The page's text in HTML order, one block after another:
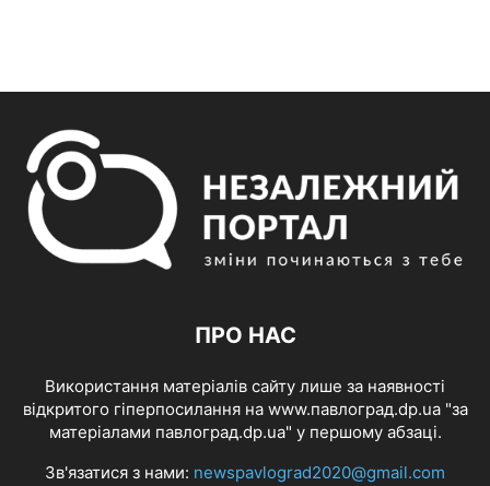
ПРО НАС
Використання матеріалів сайту лише за наявності
відкритого гіперпосилання на www.павлоград.dp.ua "за
матеріалами павлоград.dp.ua" у першому абзаці.
Зв'язатися з нами: newspavlograd2020@gmail.com